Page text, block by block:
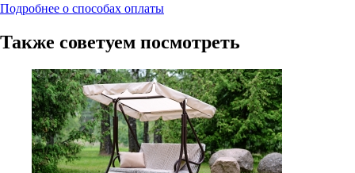
Подробнее о способах оплаты
Также советуем посмотреть